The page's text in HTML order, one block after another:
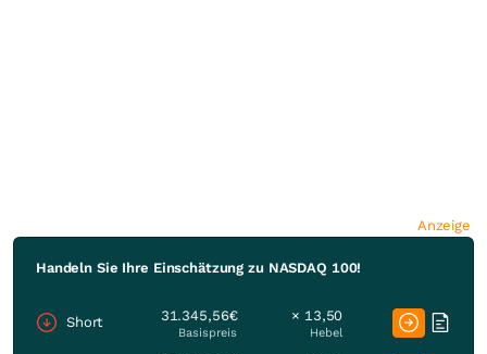
Anzeige
Handeln Sie Ihre Einschätzung zu NASDAQ 100!
Short 31.345,56€
Basispreis
× 13,50
Hebel